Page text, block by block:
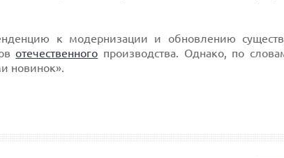
к модернизации и обновлению
отечественного производства. Однако, по
новинок».